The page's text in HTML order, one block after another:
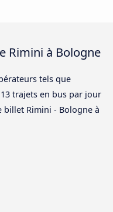
Rimini à Bologne
tels que
trajets en bus par jour
billet Rimini - Bologne à